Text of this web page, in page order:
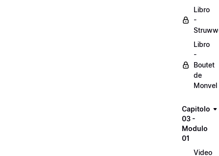
Libro
-
Libro
-
Boutet
de
Monvel
Capitolo
03 -
Modulo
01
Video